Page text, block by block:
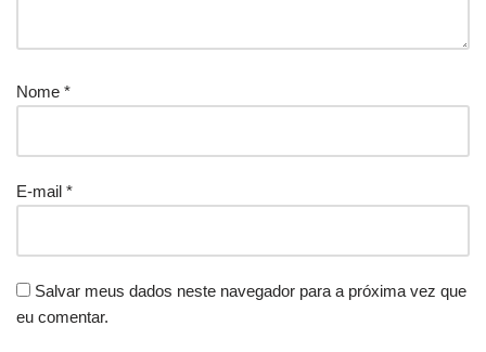
Nome *
E-mail *
Salvar meus dados neste navegador para a próxima vez que
eu comentar.